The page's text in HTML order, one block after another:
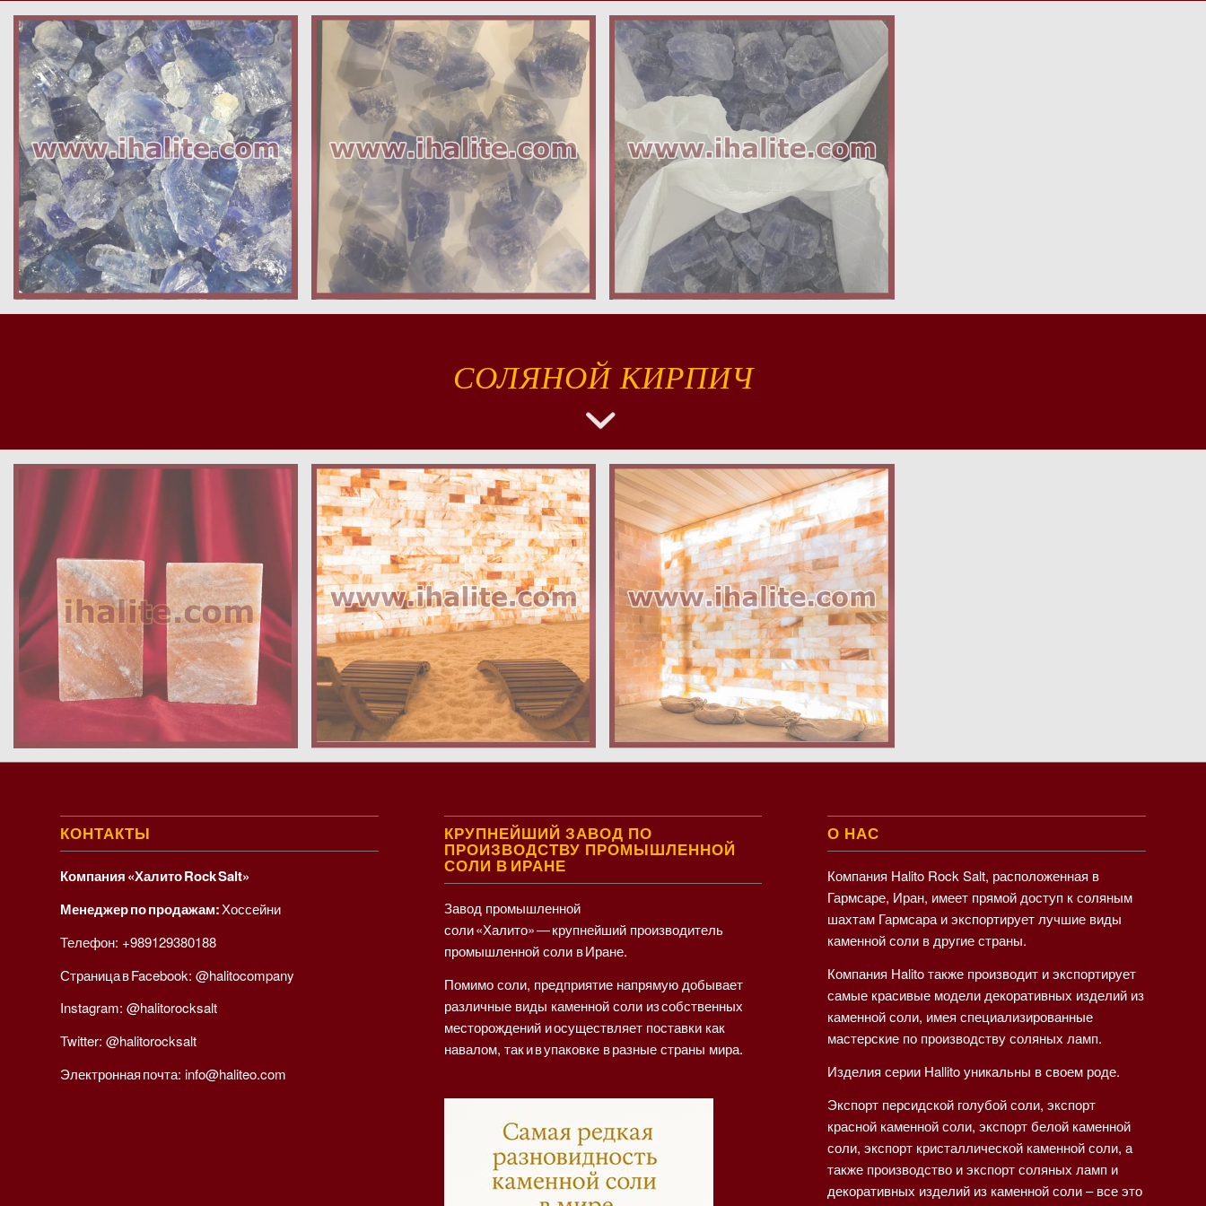
СОЛЯНОЙ КИРПИЧ
КОНТАКТЫ
Компания «Халито Rock Salt»
Менеджер по продажам:Хоссейни
Телефон: +989129380188
Страница в Facebook: @halitocompany
Instagram: @halitorocksalt
Twitter: @halitorocksalt
Электронная почта: info@haliteo.com
КРУПНЕЙШИЙ ЗАВОД ПО
ПРОИЗВОДСТВУ ПРОМЫШЛЕННОЙ
СОЛИ В ИРАНЕ
Завод промышленной
соли «Халито» — крупнейший производитель
промышленной соли в Иране.
Помимо соли, предприятие напрямую добывает
различные виды каменной соли из собственных
месторождений и осуществляет поставки как
навалом, так и в упаковке в разные страны мира.
О НАС
Компания Halito Rock Salt, расположенная в
Гармсаре, Иран, имеет прямой доступ к соляным
шахтам Гармсара и экспортирует лучшие виды
каменной соли в другие страны.
Компания Halito также производит и экспортирует
самые красивые модели декоративных изделий из
каменной соли, имея специализированные
мастерские по производству соляных ламп.
Изделия серии Hallito уникальны в своем роде.
Экспорт персидской голубой соли, экспорт
красной каменной соли, экспорт белой каменной
соли, экспорт кристаллической каменной соли, а
также производство и экспорт соляных ламп и
декоративных изделий из каменной соли – все это